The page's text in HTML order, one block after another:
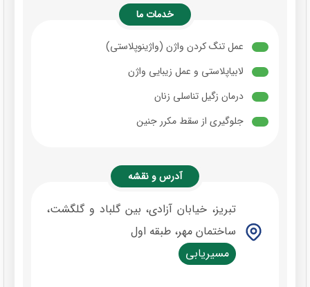
خدمات ما
عمل تنگ کردن واژن (واژینوپلاستی)
لابیاپلاستی و عمل زیبایی واژن
درمان زگیل تناسلی زنان
جلوگیری از سقط مکرر جنین
آدرس و نقشه
تبریز، خیابان آزادی، بین گلباد و گلگشت،
ساختمان مهر، طبقه اول
مسیریابی